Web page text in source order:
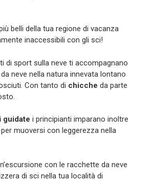
belli della tua regione di vacanza
inaccessibili con gli sci!
di sport sulla neve ti accompagnano
neve nella natura innevata lontano
Con tanto di chicche da parte
guidate i principianti imparano inoltre
muoversi con leggerezza nella
con le racchette da neve
di sci nella tua località di